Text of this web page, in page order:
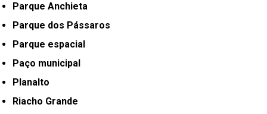
Parque Anchieta
Parque dos Pássaros
Parque espacial
Paço municipal
Planalto
Riacho Grande